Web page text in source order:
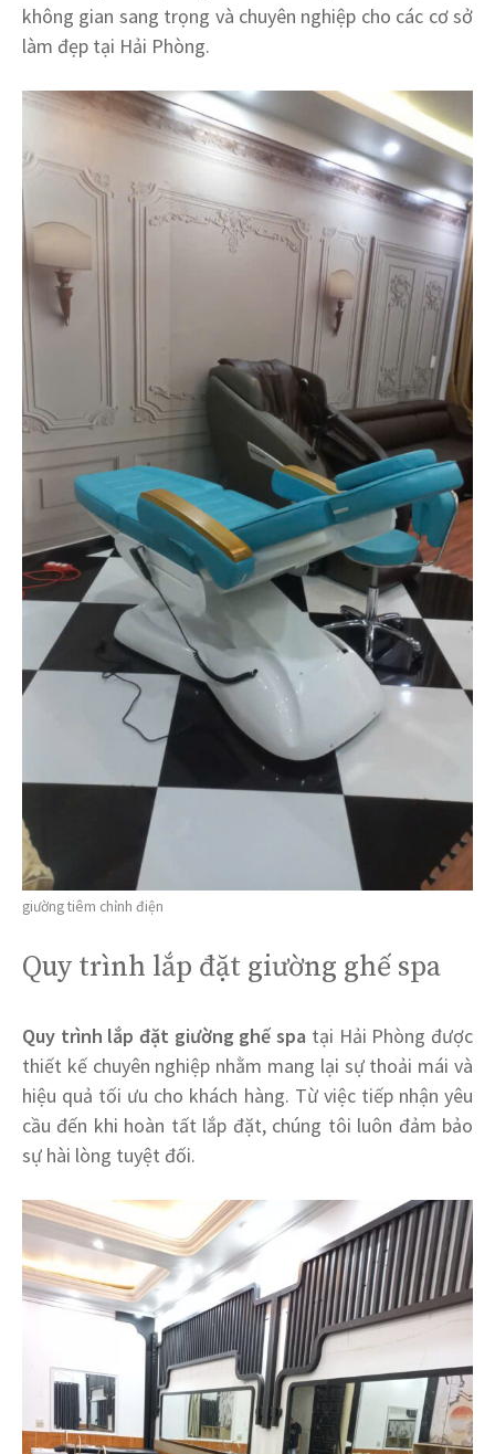
không gian sang trọng và chuyên nghiệp cho các cơ sở
làm đẹp tại Hải Phòng.
giường tiêm chỉnh điện
Quy trình lắp đặt giường ghế spa
Quy trình lắp đặt giường ghế spa tại Hải Phòng được
thiết kế chuyên nghiệp nhằm mang lại sự thoải mái và
hiệu quả tối ưu cho khách hàng. Từ việc tiếp nhận yêu
cầu đến khi hoàn tất lắp đặt, chúng tôi luôn đảm bảo
sự hài lòng tuyệt đối.